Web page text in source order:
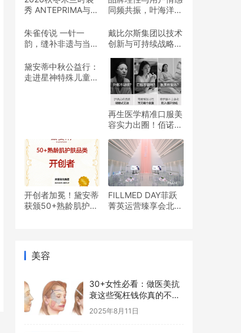
秀 ANTEPRIMA与著
永爱子合作 艺术与
精致美学交汇 捕捉
同频共振，叶海洋筑
朱雀传说 一针一
韵，缝补非遗与当代
戴比尔斯集团以技术
创新与可持续战略引
黛安蒂中秋公益行：
走进星神特殊儿童关
再生医学精准口服美
容实力出圈！佰诺兮
成为爆款
开创者加冕！黛安蒂
获颁50+熟龄肌护肤
FILLMED DAY菲跃
菁英运营臻享会北京
美容
30+女性必看：做医美抗
衰这些冤枉钱你真的不用
花
2025年8月11日